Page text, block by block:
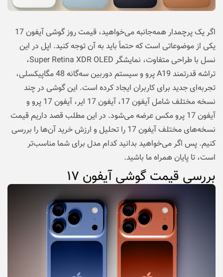
اگر یک پرچمدار همه‌جانبه می‌خواهید، قیمت روز گوشی آیفون 17
یکی از موضوعاتی است که حتماً باید به آن توجه کنید. اپل در این
نسل با طراحی متفاوت، نمایشگر Super Retina XDR OLED،
تراشه قدرتمند A19 پرو و سیستم دوربین سه‌گانه 48 مگاپیکسلی،
تجربه‌ای جدید برای کاربران ایجاد کرده است. این گوشی در چند
نسخه مختلف شامل آیفون 17، آیفون 17 ایر، آیفون 17 پرو و
آیفون 17 پرو مکس عرضه می‌شود. در این مطلب قصد داریم قیمت
نسخه‌های مختلف آیفون 17 را تحلیل و ارزش خرید آن‌ها را بررسی
کنیم. پس اگر می‌خواهید بدانید کدام مدل برای شما مناسب‌تر
است، تا پایان همراه ما باشید.
بررسی قیمت گوشی آیفون ۱۷